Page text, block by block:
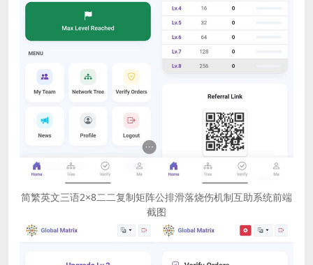
简繁英文三语2×8二二复制矩阵公排滑落烧伤机制互助系统前端
截图